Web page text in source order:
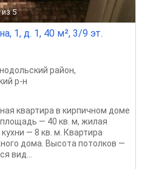
из 5
1, д. 1, 40 м², 3/9 эт.
район,
р-н
квартира в кирпичном доме
— 40 кв. м, жилая
— 8 кв. м. Квартира
дома. Высота потолков —
вид...